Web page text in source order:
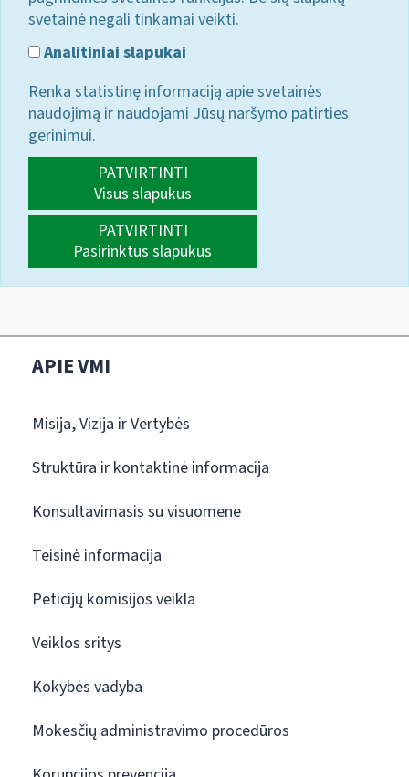
svetainė negali tinkamai veikti.
Analitiniai slapukai
Renka statistinę informaciją apie svetainės
naudojimą ir naudojami Jūsų naršymo patirties
gerinimui.
PATVIRTINTI
Visus slapukus
PATVIRTINTI
Pasirinktus slapukus
APIE VMI
Misija, Vizija ir Vertybės
Struktūra ir kontaktinė informacija
Konsultavimasis su visuomene
Teisinė informacija
Peticijų komisijos veikla
Veiklos sritys
Kokybės vadyba
Mokesčių administravimo procedūros